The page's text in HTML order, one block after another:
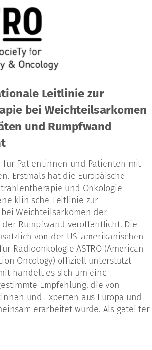
Leitlinie zur
bei Weichteilsarkomen
und Rumpfwand
für Patientinnen und Patienten mit
Erstmals hat die Europäische
und Onkologie
klinische Leitlinie zur
Weichteilsarkomen der
Rumpfwand veröffentlicht. Die
von der US-amerikanischen
Radioonkologie ASTRO (American
Oncology) offiziell unterstützt
handelt es sich um eine
Empfehlung, die von
und Experten aus Europa und
erarbeitet wurde. Als geteilter